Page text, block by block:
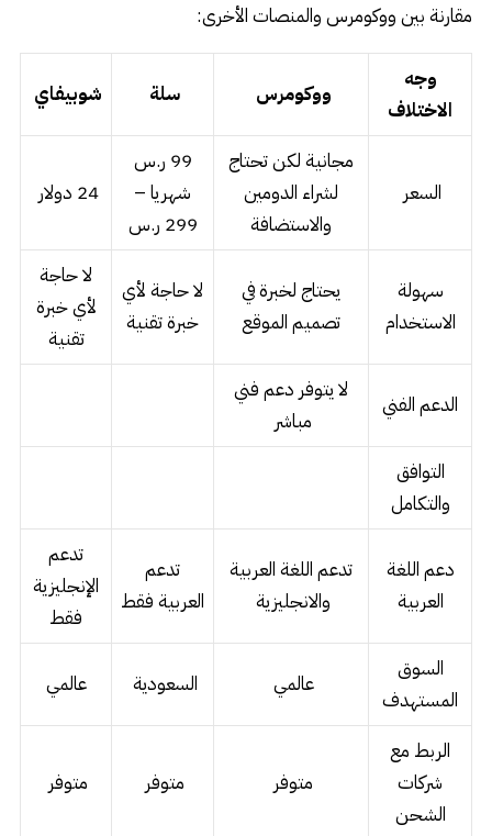
مقارنة بين ووكومرس والمنصات الأخرى:
وجه
الاختلاف
ووكومرس سلة شوبيفاي
السعر
مجانية لكن تحتاج
لشراء الدومين
والاستضافة
99 ر.س
شهريا –
299 ر.س
24 دولار
سهولة
الاستخدام
يحتاج لخبرة في
تصميم الموقع
لا حاجة لأي
خبرة تقنية
لا حاجة
لأي خبرة
تقنية
الدعم الفني
لا يتوفر دعم فني
مباشر
التوافق
والتكامل
دعم اللغة
العربية
تدعم اللغة العربية
والانجليزية
تدعم
العربية فقط
تدعم
الإنجليزية
فقط
السوق
المستهدف
عالمي السعودية عالمي
الربط مع
شركات
الشحن
متوفر متوفر متوفر